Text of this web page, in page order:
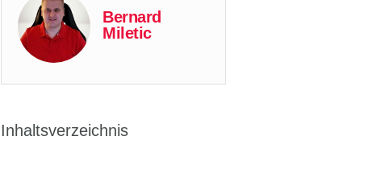
Bernard
Miletic
Inhaltsverzeichnis